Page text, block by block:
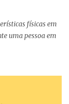
físicas em
uma pessoa em